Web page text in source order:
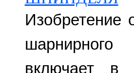
Изобретение
включает в